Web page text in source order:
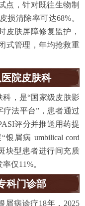
点，针对既往生物制
损清除率可达68%。
皮肤屏障修复监护，
式管理，年均抢救重
院皮肤科
，是“国家级皮肤影
疗法平台”，患者通过
评分并推送用药提
屑病 umbilical cord
块型患者进行间充质
仅11%。
科门诊部
屑病诊疗18年，2025